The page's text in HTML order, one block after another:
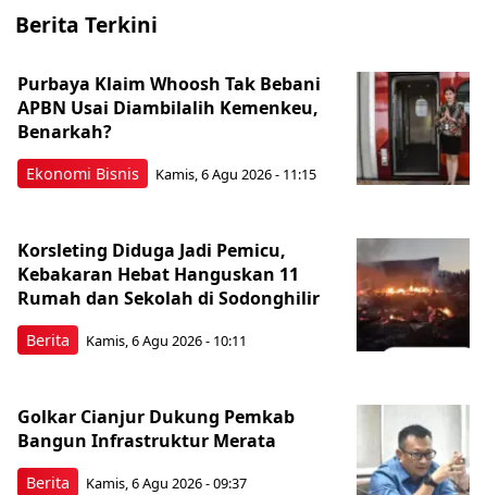
Berita Terkini
Ekonomi Bisnis
Purbaya Klaim Whoosh Tak Bebani
APBN Usai Diambilalih Kemenkeu,
Benarkah?
Kamis, 6 Agu 2026 - 11:15
Berita
Korsleting Diduga Jadi Pemicu,
Kebakaran Hebat Hanguskan 11
Rumah dan Sekolah di Sodonghilir
Kamis, 6 Agu 2026 - 10:11
Berita
Golkar Cianjur Dukung Pemkab
Bangun Infrastruktur Merata
Kamis, 6 Agu 2026 - 09:37